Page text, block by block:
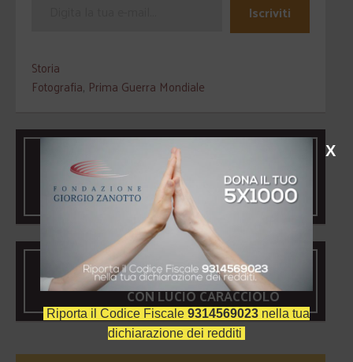
Iscriviti
Storia
Fotografia, Prima Guerra Mondiale
“LE TRASFORMAZIONI
DEMOGRAFICHE E I FLUSSI
MIGRATORI”. INCONTRO CON
MASSIMO LIVI BACCI
“IL MONDO ALLA RICERCA DI UN
NUOVO EQUILIBRIO”. INCONTRO
CON LUCIO CARACCIOLO
Riporta il Codice Fiscale 9314569023 nella tua
dichiarazione dei redditi
X